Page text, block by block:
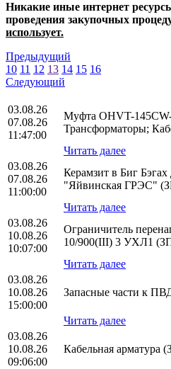
Никакие иные интернет
проведения закупочных
использует.
Предыдущий
10 11 12 13 14 15 16
Следующий
03.08.26
07.08.26
11:47:00
Муфта OHVT-
Трансформаторы;
Читать далее
03.08.26
07.08.26
11:00:00
Керамзит в Биг
"Яйвинская ГРЭС"
Читать далее
03.08.26
10.08.26
10:07:00
Ограничитель
10/900(III) 3 УХЛ1
Читать далее
03.08.26
10.08.26
15:00:00
Запасные части к
Читать далее
03.08.26
10.08.26
09:06:00
Кабельная арматура